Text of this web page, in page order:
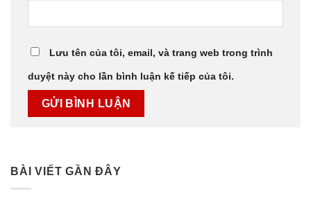
Lưu tên của tôi, email, và trang web trong trình
duyệt này cho lần bình luận kế tiếp của tôi.
BÀI VIẾT GẦN ĐÂY